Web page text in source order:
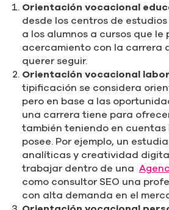
Orientación vocacional
desde los centros de
a los alumnos a cursos que
acercamiento con la carrera
querer seguir.
Orientación vocacional
tipificación se considera
pero en base a las
una carrera tiene para
también teniendo en
posee. Por ejemplo, un
analíticas y creatividad
trabajar dentro de una
como consultor SEO una
con alta demanda en el